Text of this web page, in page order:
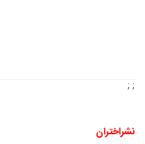
; ;
نشراختران